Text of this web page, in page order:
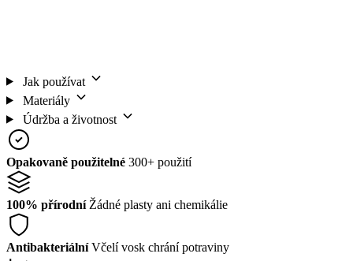
Jak používat
Materiály
Údržba a životnost
Opakovaně použitelné 300+ použití
100% přírodní Žádné plasty ani chemikálie
Antibakteriální Včelí vosk chrání potraviny